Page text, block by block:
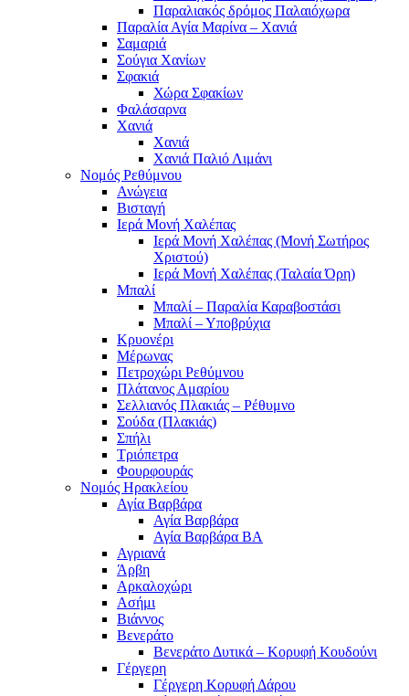
Παραλιακός δρόμος Παλαιόχωρα
Παραλία Αγία Μαρίνα – Χανιά
Σαμαριά
Σούγια Χανίων
Σφακιά
Χώρα Σφακίων
Φαλάσαρνα
Χανιά
Χανιά
Χανιά Παλιό Λιμάνι
Νομός Ρεθύμνου
Ανώγεια
Βισταγή
Ιερά Μονή Χαλέπας
Ιερά Μονή Χαλέπας (Μονή Σωτήρος
Χριστού)
Ιερά Μονή Χαλέπας (Ταλαία Όρη)
Μπαλί
Μπαλί – Παραλία Καραβοστάσι
Μπαλί – Υποβρύχια
Κρυονέρι
Μέρωνας
Πετροχώρι Ρεθύμνου
Πλάτανος Αμαρίου
Σελλιανός Πλακιάς – Ρέθυμνο
Σούδα (Πλακιάς)
Σπήλι
Τριόπετρα
Φουρφουράς
Νομός Ηρακλείου
Αγία Βαρβάρα
Αγία Βαρβάρα
Αγία Βαρβάρα ΒΑ
Αγριανά
Άρβη
Αρκαλοχώρι
Ασήμι
Βιάννος
Βενεράτο
Βενεράτο Δυτικά – Κορυφή Κουδούνι
Γέργερη
Γέργερη Κορυφή Δάρου